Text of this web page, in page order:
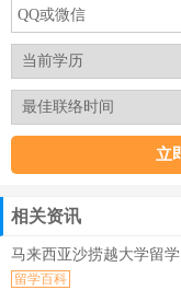
相关资讯
马来西亚沙捞越大学留学
留学百科